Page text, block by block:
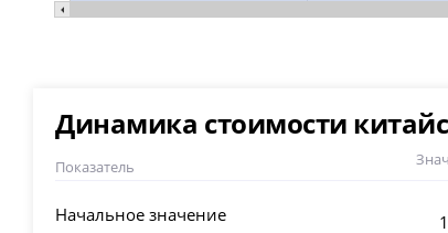
Динамика стоимости
Показатель
Начальное значение